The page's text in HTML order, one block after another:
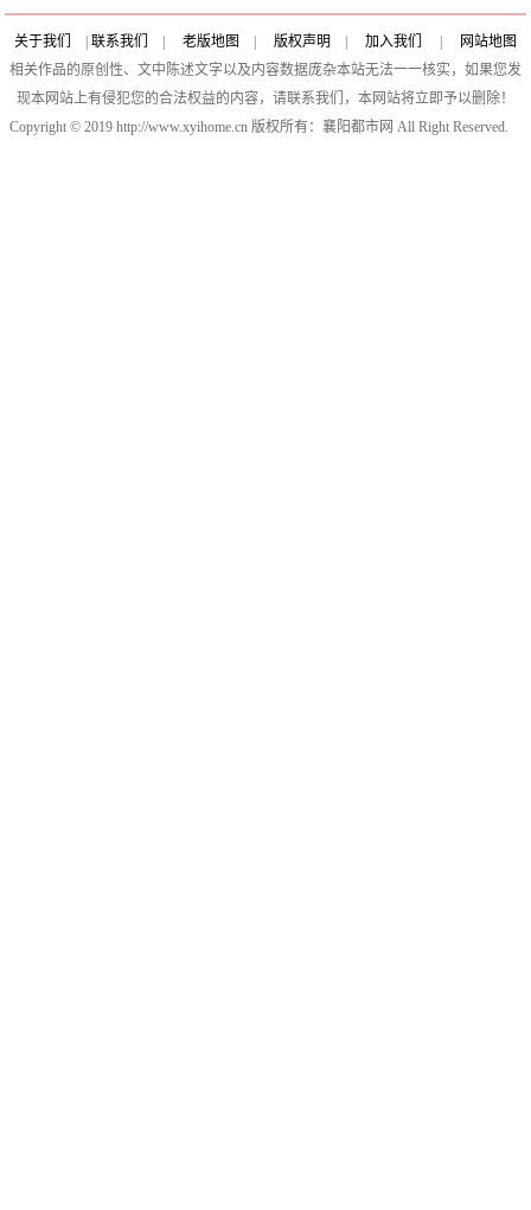
关于我们 联系我们 老版地图 版权声明 加入我们
网站地图
相关作品的原创性、文中陈述文字以及内容数据庞杂本站无法一一核实，如果您发
现本网站上有侵犯您的合法权益的内容，请联系我们，本网站将立即予以删除！
Copyright © 2019 http://www.xyihome.cn 版权所有：襄阳都市网 All Right Reserved.